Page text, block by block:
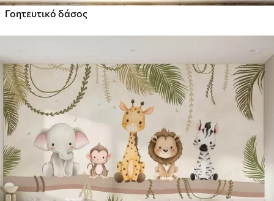
Γοητευτικό δάσος